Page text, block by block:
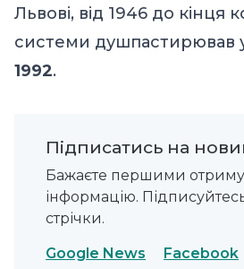
Львові, від 1946 до кінця
системи душпастирював у
1992.
Підписатись на
Бажаєте першими
інформацію.
стрічки.
Google News Facebook